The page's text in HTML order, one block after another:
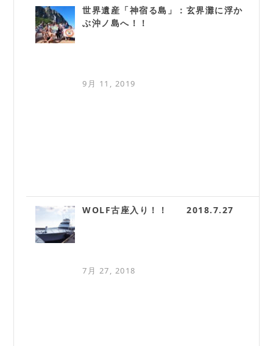
世界遺産「神宿る島」：玄界灘に浮か
ぶ沖ノ島へ！！
9月 11, 2019
WOLF古座入り！！ 2018.7.27
7月 27, 2018